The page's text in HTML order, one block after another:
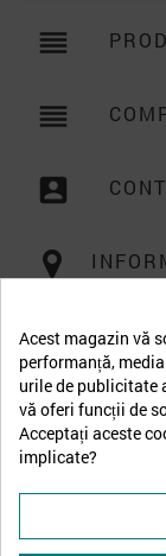
reorder
reorder
account_box
Acest magazin vă
performanță,
urile de publicitate
vă oferi funcții de
Acceptați aceste
implicate?